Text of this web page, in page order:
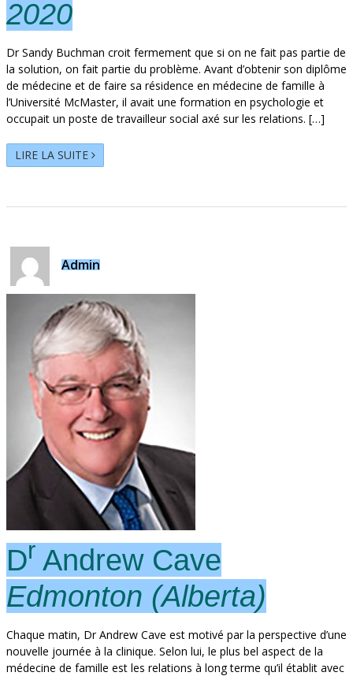
2020
Dr Sandy Buchman croit fermement que si on ne fait pas partie de
la solution, on fait partie du problème. Avant d’obtenir son diplôme
de médecine et de faire sa résidence en médecine de famille à
l’Université McMaster, il avait une formation en psychologie et
occupait un poste de travailleur social axé sur les relations. […]
LIRE LA SUITE
Admin
Dr Andrew Cave
Edmonton (Alberta)
Chaque matin, Dr Andrew Cave est motivé par la perspective d’une
nouvelle journée à la clinique. Selon lui, le plus bel aspect de la
médecine de famille est les relations à long terme qu’il établit avec